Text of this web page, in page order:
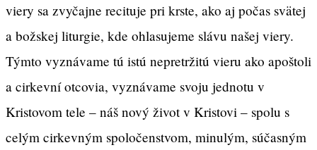
viery sa zvyčajne recituje pri krste, ako aj počas svätej
a božskej liturgie, kde ohlasujeme slávu našej viery.
Týmto vyznávame tú istú nepretržitú vieru ako apoštoli
a cirkevní otcovia, vyznávame svoju jednotu v
Kristovom tele – náš nový život v Kristovi – spolu s
celým cirkevným spoločenstvom, minulým, súčasným